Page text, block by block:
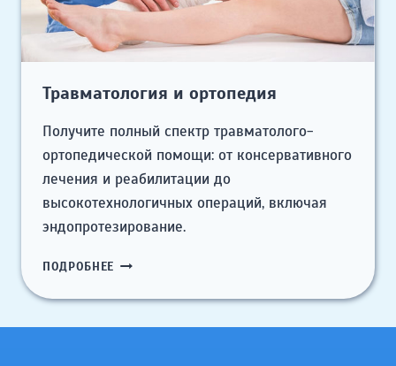
Травматология и ортопедия
Получите полный спектр травматолого-
ортопедической помощи: от консервативного
лечения и реабилитации до
высокотехнологичных операций, включая
эндопротезирование.
ПОДРОБНЕЕ ТРАВМАТОЛОГИЯ
ОРТОПЕДИЯ